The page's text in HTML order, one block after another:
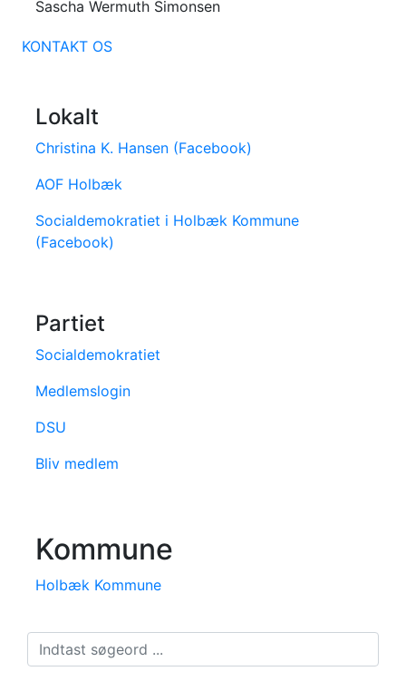
Sascha Wermuth Simonsen
KONTAKT OS
Lokalt
Christina K. Hansen (Facebook)
AOF Holbæk
Socialdemokratiet i Holbæk Kommune
(Facebook)
Partiet
Socialdemokratiet
Medlemslogin
DSU
Bliv medlem
Kommune
Holbæk Kommune